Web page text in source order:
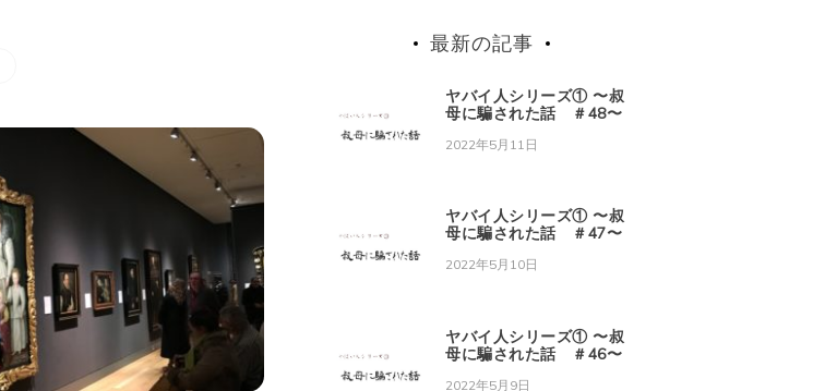
最新の記事
ヤバイ人シリーズ① 〜叔
母に騙された話 ＃48〜
2022年5月11日
ヤバイ人シリーズ① 〜叔
母に騙された話 ＃47〜
2022年5月10日
ヤバイ人シリーズ① 〜叔
母に騙された話 ＃46〜
2022年5月9日